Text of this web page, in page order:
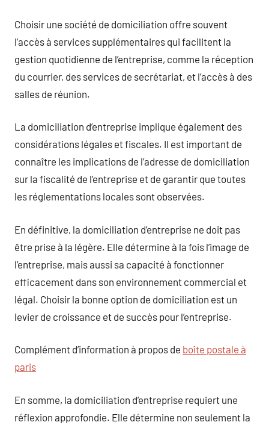
Choisir une société de domiciliation offre souvent
l’accès à services supplémentaires qui facilitent la
gestion quotidienne de l’entreprise, comme la réception
du courrier, des services de secrétariat, et l’accès à des
salles de réunion.
La domiciliation d’entreprise implique également des
considérations légales et fiscales. Il est important de
connaître les implications de l’adresse de domiciliation
sur la fiscalité de l’entreprise et de garantir que toutes
les réglementations locales sont observées.
En définitive, la domiciliation d’entreprise ne doit pas
être prise à la légère. Elle détermine à la fois l’image de
l’entreprise, mais aussi sa capacité à fonctionner
efficacement dans son environnement commercial et
légal. Choisir la bonne option de domiciliation est un
levier de croissance et de succès pour l’entreprise.
Complément d’information à propos de boîte postale à
paris
En somme, la domiciliation d’entreprise requiert une
réflexion approfondie. Elle détermine non seulement la